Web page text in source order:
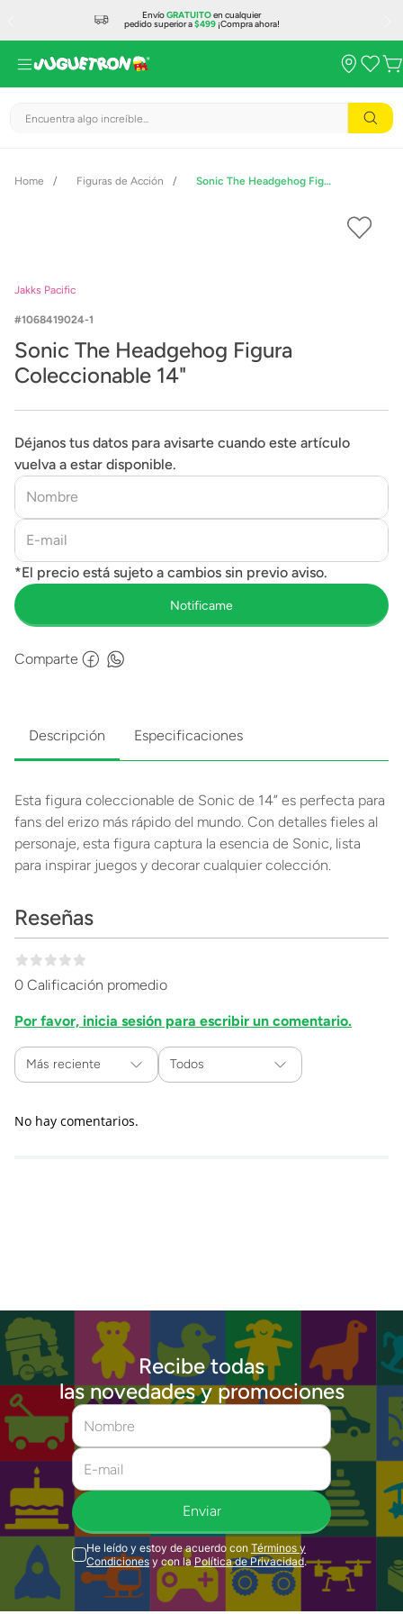
EnvíoGRATUITOen cualquier
pedido superior a$499¡Compra ahora!
Encuentra algo increíble...
Figuras de Acción Sonic The Headgehog Figura Coleccionable 14"
Jakks Pacific
1068419024-1
Sonic The Headgehog Figura
Coleccionable 14"
Déjanos tus datos para avisarte cuando este artículo
vuelva a estar disponible.
Comparte
Descripción Especificaciones
Esta figura coleccionable de Sonic de 14” es perfecta para
fans del erizo más rápido del mundo. Con detalles fieles al
personaje, esta figura captura la esencia de Sonic, lista
para inspirar juegos y decorar cualquier colección.
Reseñas
0 Calificación promedio
Por favor, inicia sesión para escribir un comentario.
Más reciente Todos
No hay comentarios.
Recibe todas
las novedades y promociones
Enviar
He leído y estoy de acuerdo con Términos y
Condiciones y con la Política de Privacidad.